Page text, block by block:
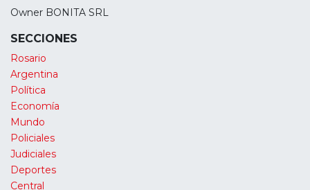
Owner BONITA SRL
SECCIONES
Rosario
Argentina
Política
Economía
Mundo
Policiales
Judiciales
Deportes
Central